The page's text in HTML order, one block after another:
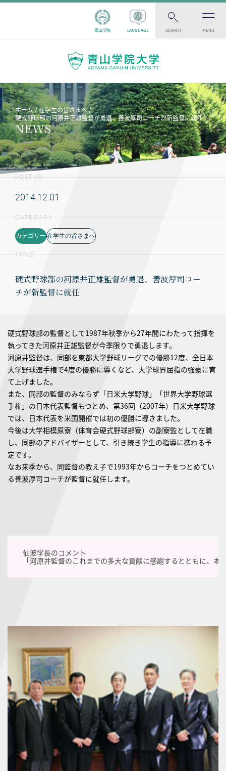
青山学院 LANGUAGE SEARCH MENU
ホーム
在学生の皆さまへ
硬式野球部の河原井正雄監督が勇退、善波厚司コーチが新監督に就任
NEWS
POSTED
2014.12.01
CATEGORY
カテゴリー 在学生の皆さまへ
TITLE
硬式野球部の河原井正雄監督が勇退、善波厚司コー
チが新監督に就任
硬式野球部の監督として1987年秋季から27年間にわたって指揮を
執ってきた河原井正雄監督が今季限りで勇退します。
河原井監督は、同部を東都大学野球リーグでの優勝12度、全日本
大学野球選手権で4度の優勝に導くなど、大学球界屈指の強豪に育
て上げました。
また、同部の監督のみならず「日米大学野球」「世界大学野球選
手権」の日本代表監督もつとめ、第36回（2007年）日米大学野球
では、日本代表を米国開催では初の優勝に導きました。
今後は大学相模原寮（体育会硬式野球部寮）の副寮監として在職
し、同部のアドバイザーとして、引き続き学生の指導に携わる予
定です。
なお来季から、同監督の教え子で1993年からコーチをつとめてい
る善波厚司コーチが監督に就任します。
仙波学長のコメント
「河原井監督のこれまでの多大な貢献に感謝するとともに、